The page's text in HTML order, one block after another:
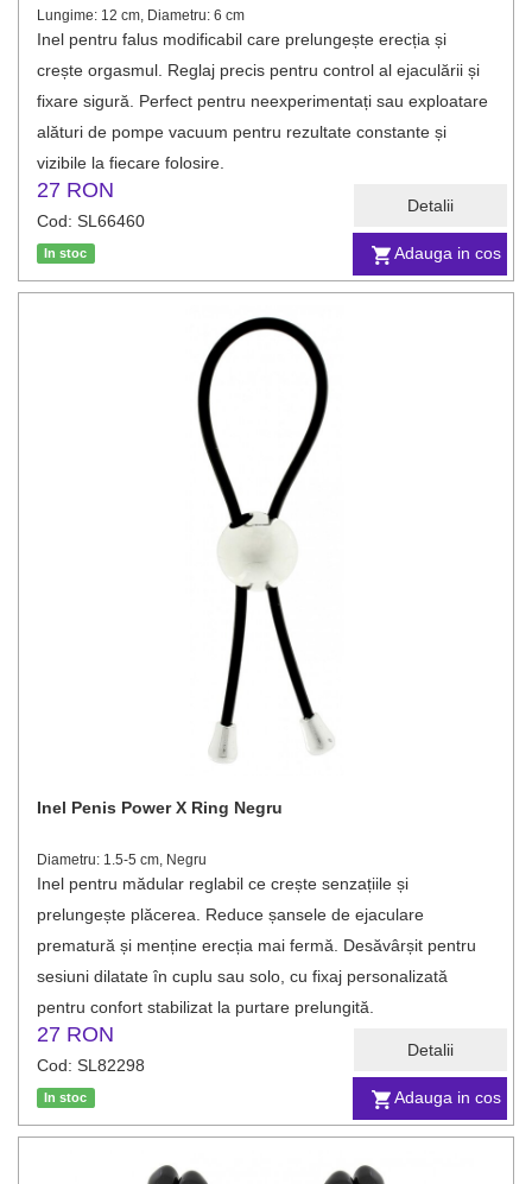
Adauga in cos
Detalii
Lungime: 12 cm, Diametru: 6 cm
Inel pentru falus modificabil care prelungește erecția și
crește orgasmul. Reglaj precis pentru control al ejaculării și
fixare sigură. Perfect pentru neexperimentați sau exploatare
alături de pompe vacuum pentru rezultate constante și
vizibile la fiecare folosire.
27 RON
Cod: SL66460
In stoc
Adauga in cos
Detalii
Inel Penis Power X Ring Negru
Diametru: 1.5-5 cm, Negru
Inel pentru mădular reglabil ce crește senzațiile și
prelungește plăcerea. Reduce șansele de ejaculare
prematură și menține erecția mai fermă. Desăvârșit pentru
sesiuni dilatate în cuplu sau solo, cu fixaj personalizată
pentru confort stabilizat la purtare prelungită.
27 RON
Cod: SL82298
In stoc